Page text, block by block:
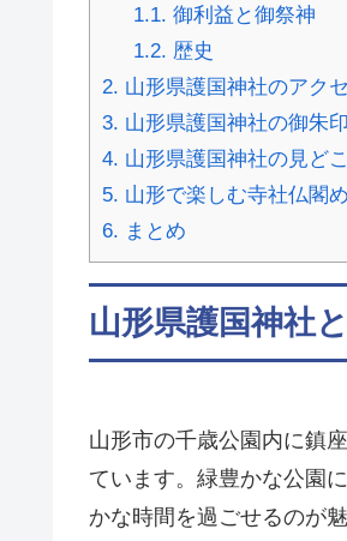
1.1. 御利益と御祭神
1.2. 歴史
2. 山形県護国神社のアク
3. 山形県護国神社の御朱印
4. 山形県護国神社の見ど
5. 山形で楽しむ寺社仏閣
6. まとめ
山形県護国神社
山形市の千歳公園内に鎮
ています。緑豊かな公園
かな時間を過ごせるのが